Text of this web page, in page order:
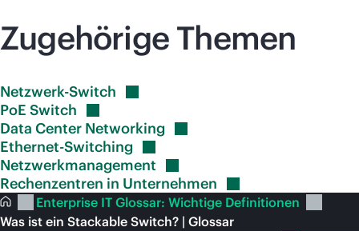
Zugehörige Themen
Netzwerk-Switch
PoE Switch
Data Center Networking
Ethernet-Switching
Netzwerkmanagement
Rechenzentren in Unternehmen
Enterprise IT Glossar: Wichtige Definitionen
Was ist ein Stackable Switch? | Glossar